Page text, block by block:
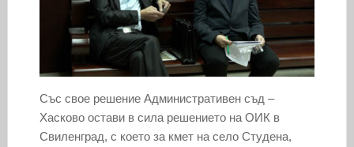
Със свое решение Административен съд –
Хасково остави в сила решението на ОИК в
Свиленград, с което за кмет на село Студена,